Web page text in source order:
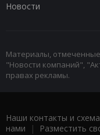
Новости
Материалы,
"Новости компаний",
правах рекламы.
Наши контакты и
нами | Разместить